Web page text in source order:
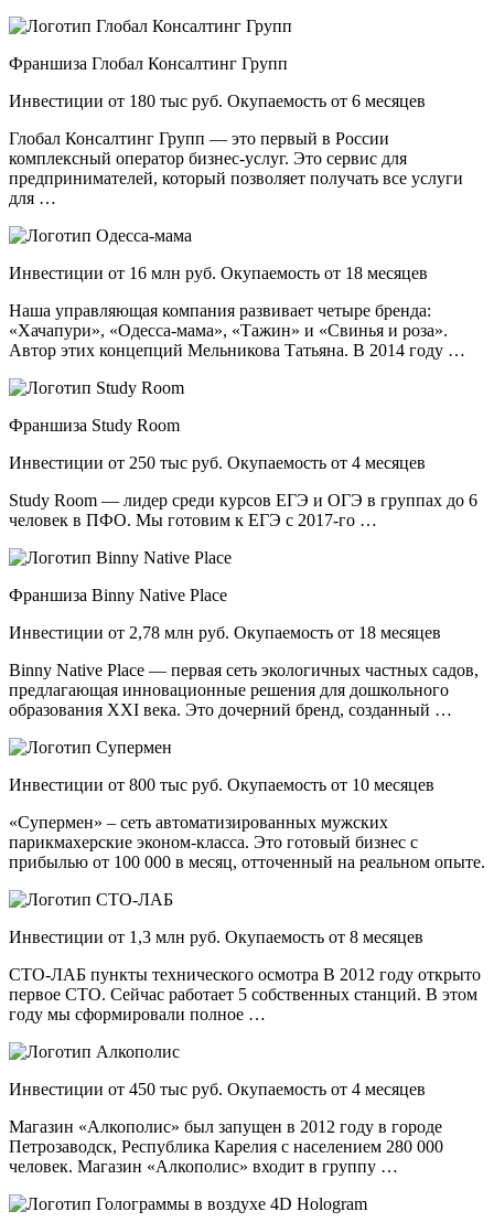
Франшиза Глобал Консалтинг Групп
Инвестиции от 180 тыс руб. Окупаемость от 6 месяцев
Глобал Консалтинг Групп — это первый в России
комплексный оператор бизнес-услуг. Это сервис для
предпринимателей, который позволяет получать все услуги
для …
Инвестиции от 16 млн руб. Окупаемость от 18 месяцев
Наша управляющая компания развивает четыре бренда:
«Хачапури», «Одесса-мама», «Тажин» и «Свинья и роза».
Автор этих концепций Мельникова Татьяна. В 2014 году …
Франшиза Study Room
Инвестиции от 250 тыс руб. Окупаемость от 4 месяцев
Study Room — лидер среди курсов ЕГЭ и ОГЭ в группах до 6
человек в ПФО. Мы готовим к ЕГЭ с 2017-го …
Франшиза Binny Native Place
Инвестиции от 2,78 млн руб. Окупаемость от 18 месяцев
Binny Native Place — первая сеть экологичных частных садов,
предлагающая инновационные решения для дошкольного
образования XXI века. Это дочерний бренд, созданный …
Инвестиции от 800 тыс руб. Окупаемость от 10 месяцев
«Супермен» – сеть автоматизированных мужских
парикмахерские эконом-класса. Это готовый бизнес с
прибылью от 100 000 в месяц, отточенный на реальном опыте.
Инвестиции от 1,3 млн руб. Окупаемость от 8 месяцев
СТО-ЛАБ пункты технического осмотра В 2012 году открыто
первое СТО. Сейчас работает 5 собственных станций. В этом
году мы сформировали полное …
Инвестиции от 450 тыс руб. Окупаемость от 4 месяцев
Магазин «Алкополис» был запущен в 2012 году в городе
Петрозаводск, Республика Карелия с населением 280 000
человек. Магазин «Алкополис» входит в группу …